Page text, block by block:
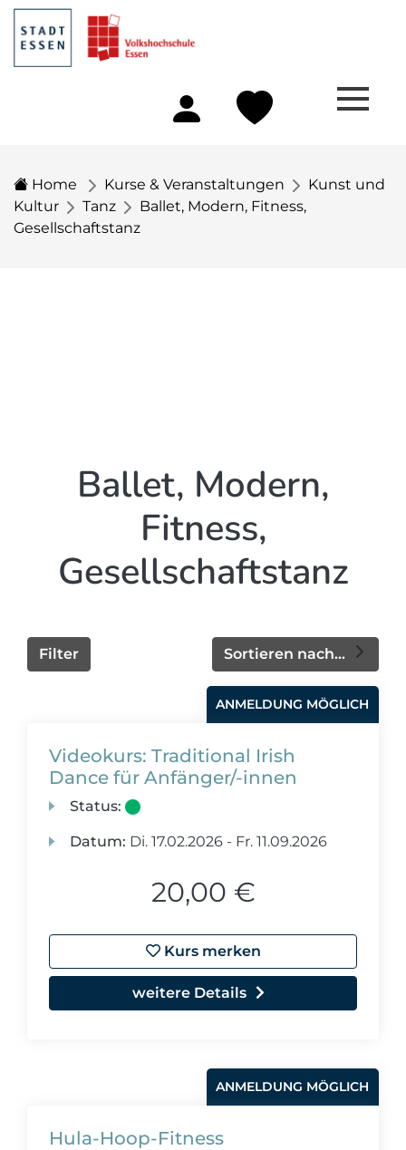
Home Kurse & Veranstaltungen
Kunst und
Kultur
Tanz
Ballet, Modern, Fitness,
Gesellschaftstanz
Ballet, Modern,
Fitness,
Gesellschaftstanz
Sortieren nach...
Filter
ANMELDUNG MÖGLICH
Videokurs: Traditional Irish
Dance für Anfänger/-innen
Status:
Datum: Di. 17.02.2026 - Fr. 11.09.2026
20,00 €
Kurs merken
weitere Details
ANMELDUNG MÖGLICH
Hula-Hoop-Fitness